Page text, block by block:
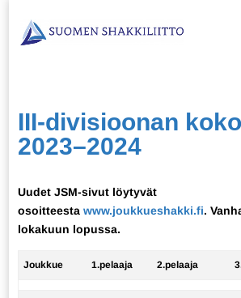
III-divisioonan
2023–2024
Uudet JSM-sivut löytyvät
osoitteesta www.joukkueshakki.fi.
lokakuun lopussa.
Joukkue 1.pelaaja 2.pelaaja